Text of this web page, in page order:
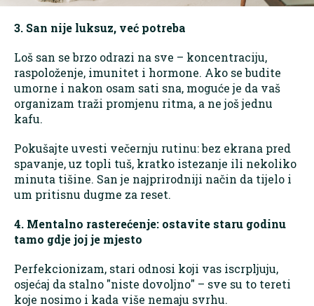
3. San nije luksuz, već potreba
Loš san se brzo odrazi na sve – koncentraciju,
raspoloženje, imunitet i hormone. Ako se budite
umorne i nakon osam sati sna, moguće je da vaš
organizam traži promjenu ritma, a ne još jednu
kafu.
Pokušajte uvesti večernju rutinu: bez ekrana pred
spavanje, uz topli tuš, kratko istezanje ili nekoliko
minuta tišine. San je najprirodniji način da tijelo i
um pritisnu dugme za reset.
4. Mentalno rasterećenje: ostavite staru godinu
tamo gdje joj je mjesto
Perfekcionizam, stari odnosi koji vas iscrpljuju,
osjećaj da stalno "niste dovoljno" – sve su to tereti
koje nosimo i kada više nemaju svrhu.